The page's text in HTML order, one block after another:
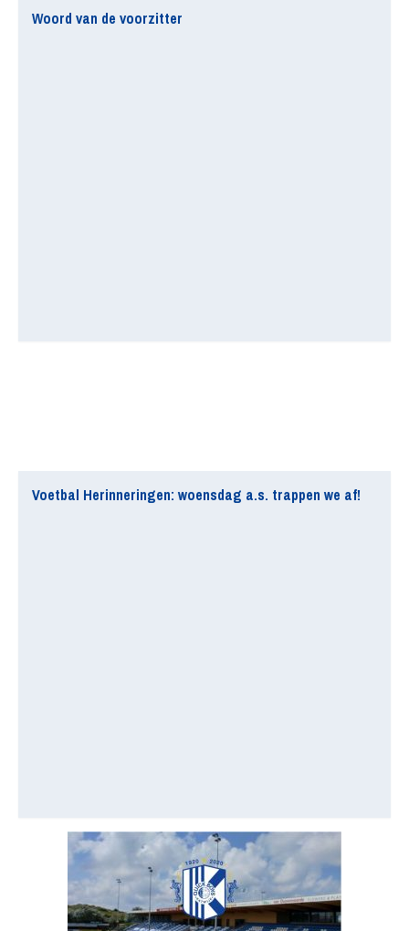
Woord van de voorzitter
Voetbal Herinneringen: woensdag a.s. trappen we af!